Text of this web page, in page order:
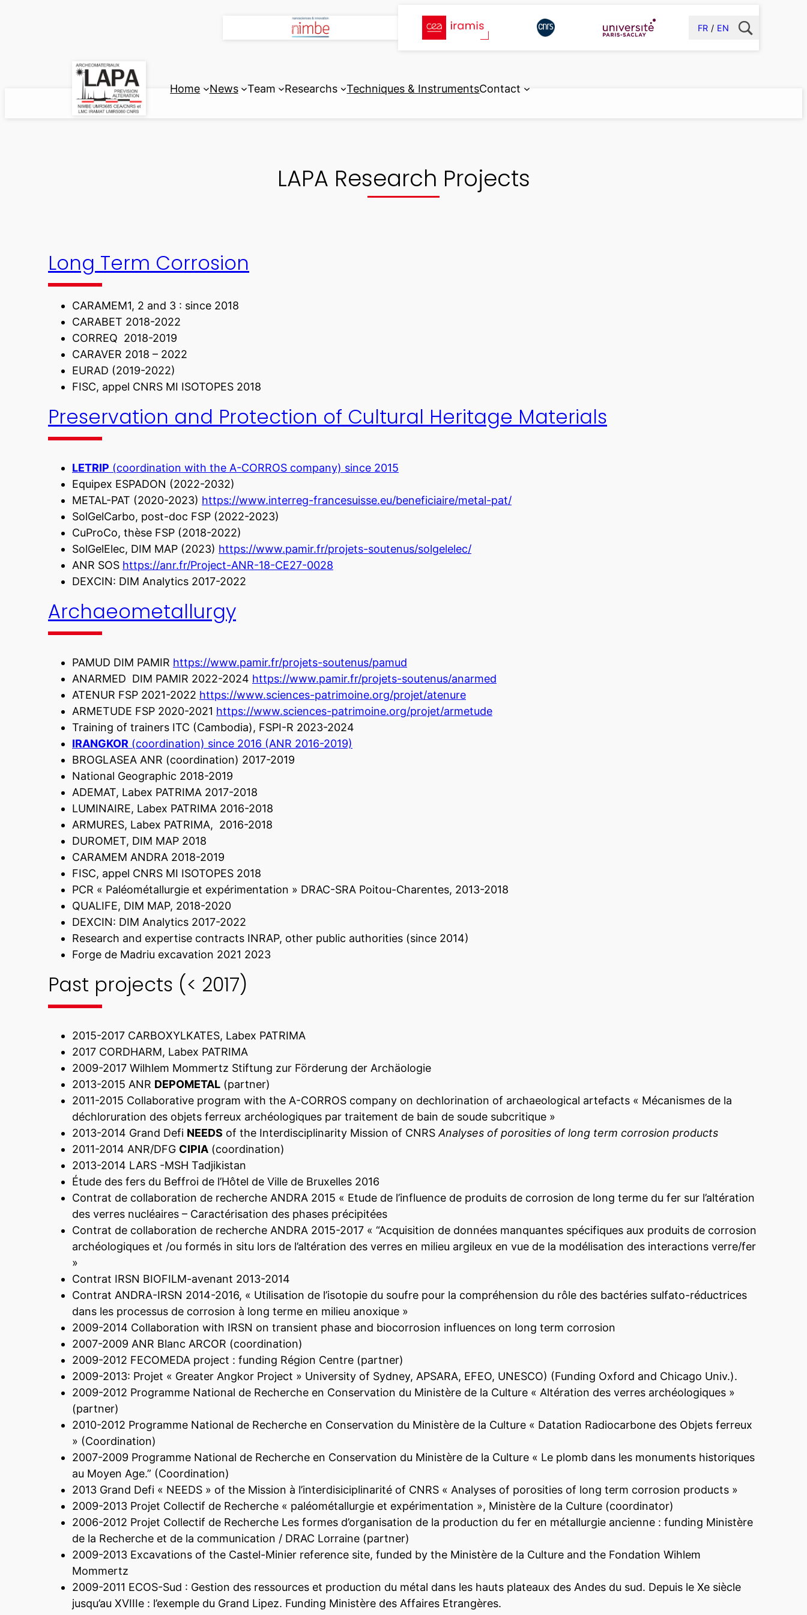
FR EN
Home News Team Researchs Techniques & InstrumentsContact
LAPA Research Projects
Long Term Corrosion
CARAMEM1, 2 and 3 : since 2018
CARABET 2018-2022
CORREQ 2018-2019
CARAVER 2018 – 2022
EURAD (2019-2022)
FISC, appel CNRS MI ISOTOPES 2018
Preservation and Protection of Cultural Heritage Materials
LETRIP (coordination with the A-CORROS company) since 2015
Equipex ESPADON (2022-2032)
METAL-PAT (2020-2023) https://www.interreg-francesuisse.eu/beneficiaire/metal-pat/
SolGelCarbo, post-doc FSP (2022-2023)
CuProCo, thèse FSP (2018-2022)
SolGelElec, DIM MAP (2023) https://www.pamir.fr/projets-soutenus/solgelelec/
ANR SOS https://anr.fr/Project-ANR-18-CE27-0028
DEXCIN: DIM Analytics 2017-2022
Archaeometallurgy
PAMUD DIM PAMIR https://www.pamir.fr/projets-soutenus/pamud
ANARMED DIM PAMIR 2022-2024 https://www.pamir.fr/projets-soutenus/anarmed
ATENUR FSP 2021-2022 https://www.sciences-patrimoine.org/projet/atenure
ARMETUDE FSP 2020-2021 https://www.sciences-patrimoine.org/projet/armetude
Training of trainers ITC (Cambodia), FSPI-R 2023-2024
IRANGKOR (coordination) since 2016 (ANR 2016-2019)
BROGLASEA ANR (coordination) 2017-2019
National Geographic 2018-2019
ADEMAT, Labex PATRIMA 2017-2018
LUMINAIRE, Labex PATRIMA 2016-2018
ARMURES, Labex PATRIMA, 2016-2018
DUROMET, DIM MAP 2018
CARAMEM ANDRA 2018-2019
FISC, appel CNRS MI ISOTOPES 2018
PCR « Paléométallurgie et expérimentation » DRAC-SRA Poitou-Charentes, 2013-2018
QUALIFE, DIM MAP, 2018-2020
DEXCIN: DIM Analytics 2017-2022
Research and expertise contracts INRAP, other public authorities (since 2014)
Forge de Madriu excavation 2021 2023
Past projects (< 2017)
2015-2017 CARBOXYLKATES, Labex PATRIMA
2017 CORDHARM, Labex PATRIMA
2009-2017 Wilhlem Mommertz Stiftung zur Förderung der Archäologie
2013-2015 ANR DEPOMETAL (partner)
2011-2015 Collaborative program with the A-CORROS company on dechlorination of archaeological artefacts « Mécanismes de la
déchloruration des objets ferreux archéologiques par traitement de bain de soude subcritique »
2013-2014 Grand Defi NEEDS of the Interdisciplinarity Mission of CNRSAnalyses of porosities of long term corrosion products
2011-2014 ANR/DFG CIPIA (coordination)
2013-2014 LARS -MSH Tadjikistan
Étude des fers du Beffroi de l’Hôtel de Ville de Bruxelles 2016
Contrat de collaboration de recherche ANDRA 2015 « Etude de l’influence de produits de corrosion de long terme du fer sur l’altération
des verres nucléaires – Caractérisation des phases précipitées
Contrat de collaboration de recherche ANDRA 2015-2017 « “Acquisition de données manquantes spécifiques aux produits de corrosion
archéologiques et /ou formés in situ lors de l’altération des verres en milieu argileux en vue de la modélisation des interactions verre/fer
»
Contrat IRSN BIOFILM-avenant 2013-2014
Contrat ANDRA-IRSN 2014-2016, « Utilisation de l’isotopie du soufre pour la compréhension du rôle des bactéries sulfato-réductrices
dans les processus de corrosion à long terme en milieu anoxique »
2009-2014 Collaboration with IRSN on transient phase and biocorrosion influences on long term corrosion
2007-2009 ANR Blanc ARCOR (coordination)
2009-2012 FECOMEDA project : funding Région Centre (partner)
2009-2013: Projet « Greater Angkor Project » University of Sydney, APSARA, EFEO, UNESCO) (Funding Oxford and Chicago Univ.).
2009-2012 Programme National de Recherche en Conservation du Ministère de la Culture « Altération des verres archéologiques »
(partner)
2010-2012 Programme National de Recherche en Conservation du Ministère de la Culture « Datation Radiocarbone des Objets ferreux
» (Coordination)
2007-2009 Programme National de Recherche en Conservation du Ministère de la Culture « Le plomb dans les monuments historiques
au Moyen Age.” (Coordination)
2013 Grand Defi « NEEDS » of the Mission à l’interdisiciplinarité of CNRS « Analyses of porosities of long term corrosion products »
2009-2013 Projet Collectif de Recherche « paléométallurgie et expérimentation », Ministère de la Culture (coordinator)
2006-2012 Projet Collectif de Recherche Les formes d’organisation de la production du fer en métallurgie ancienne : funding Ministère
de la Recherche et de la communication / DRAC Lorraine (partner)
2009-2013 Excavations of the Castel-Minier reference site, funded by the Ministère de la Culture and the Fondation Wihlem
Mommertz
2009-2011 ECOS-Sud : Gestion des ressources et production du métal dans les hauts plateaux des Andes du sud. Depuis le Xe siècle
jusqu’au XVIIIe : l’exemple du Grand Lipez. Funding Ministère des Affaires Etrangères.